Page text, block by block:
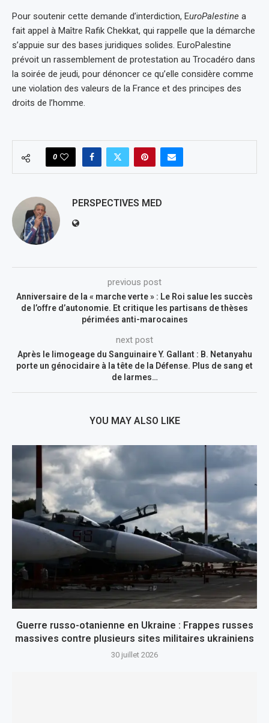
Pour soutenir cette demande d’interdiction, EuroPalestine a
fait appel à Maître Rafik Chekkat, qui rappelle que la démarche
s’appuie sur des bases juridiques solides. EuroPalestine
prévoit un rassemblement de protestation au Trocadéro dans
la soirée de jeudi, pour dénoncer ce qu’elle considère comme
une violation des valeurs de la France et des principes des
droits de l’homme.
0
PERSPECTIVES MED
previous post
Anniversaire de la « marche verte » : Le Roi salue les succès
de l’offre d’autonomie. Et critique les partisans de thèses
périmées anti-marocaines
next post
Après le limogeage du Sanguinaire Y. Gallant : B. Netanyahu
porte un génocidaire à la tête de la Défense. Plus de sang et
de larmes…
YOU MAY ALSO LIKE
Guerre russo-otanienne en Ukraine : Frappes russes
massives contre plusieurs sites militaires ukrainiens
30 juillet 2026